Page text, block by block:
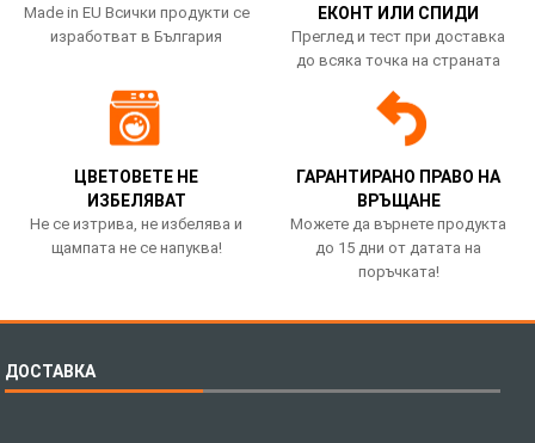
Made in EU Всички продукти се
изработват в България
ЕКОНТ ИЛИ СПИДИ
Преглед и тест при доставка
до всяка точка на страната
ЦВЕТОВЕТЕ НЕ
ИЗБЕЛЯВАТ
Не се изтрива, не избелява и
щампата не се напуква!
ГАРАНТИРАНО ПРАВО НА
ВРЪЩАНЕ
Можете да върнете продукта
до 15 дни от датата на
поръчката!
ДОСТАВКА